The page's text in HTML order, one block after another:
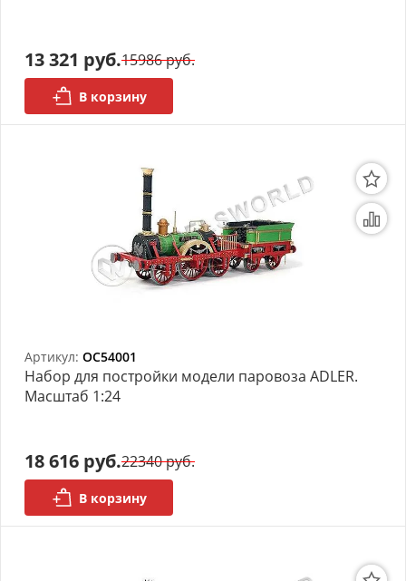
Деревянные 3D модели
Донышки для вязания
Деревянные шкатулки
Инструмент
Нестандартные заготовки
Новогодние изделия
Дерево БАЛЬЗА и
Модели из ФП смолы
Детские товары
13 321 руб.15986 руб.
В корзину
Артикул: OC54001
Набор для постройки модели паровоза ADLER.
Масштаб 1:24
18 616 руб.22340 руб.
В корзину